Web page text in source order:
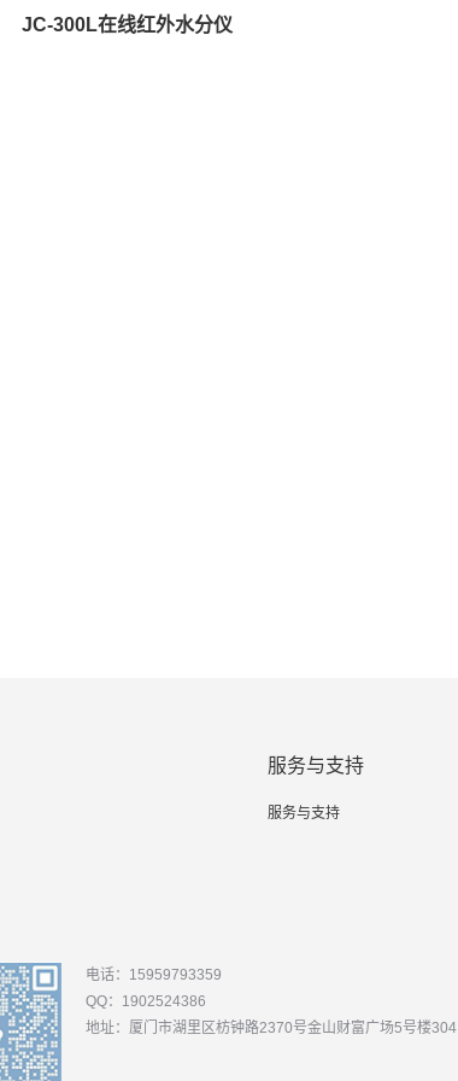
JC-300L在线红外水分仪
服务与支持
服务与支持
电话：15959793359
QQ：1902524386
地址：厦门市湖里区枋钟路2370号金山财富广场5号楼304